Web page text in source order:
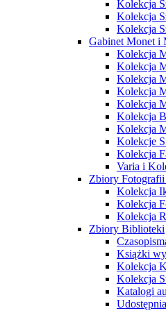
Kolekcja
Kolekcja
Kolekcja
Gabinet Monet i
Kolekcja
Kolekcja
Kolekcja
Kolekcja
Kolekcja
Kolekcja
Kolekcja
Kolekcje
Kolekcja
Varia i
Zbiory
Kolekcja
Kolekcja
Kolekcja
Zbiory Biblioteki
Książki
Kolekcja
Kolekcja
Katalogi